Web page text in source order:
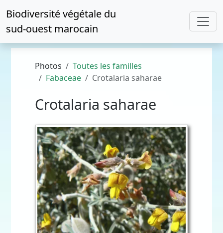
Biodiversité végétale du
sud-ouest marocain
Photos
Toutes les familles
Fabaceae
Crotalaria saharae
Crotalaria saharae